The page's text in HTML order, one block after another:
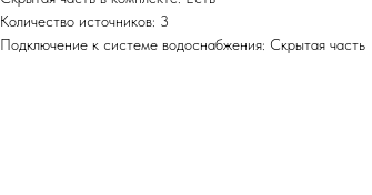
Количество источников: 3
Подключение к системе водоснабжения: Скрытая часть